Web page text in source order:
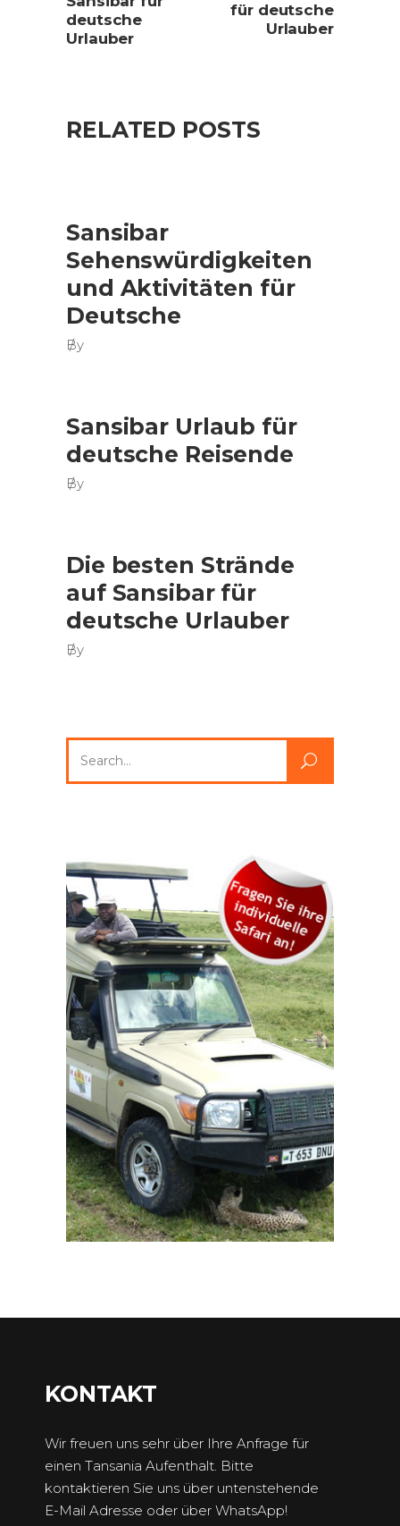
deutsche
Urlauber
für deutsche
Urlauber
RELATED POSTS
Sansibar
Sehenswürdigkeiten
und Aktivitäten für
Deutsche
By
Sansibar Urlaub für
deutsche Reisende
By
Die besten Strände
auf Sansibar für
deutsche Urlauber
By
for:
KONTAKT
Wir freuen uns sehr über Ihre Anfrage für
einen Tansania Aufenthalt. Bitte
kontaktieren Sie uns über untenstehende
E-Mail Adresse oder über WhatsApp!